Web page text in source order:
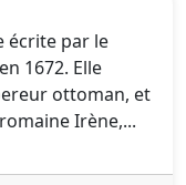
écrite par le
1672. Elle
ottoman, et
Irène,...